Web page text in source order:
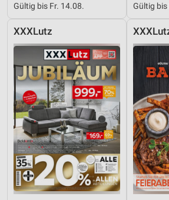
Gültig bis Fr. 14.08. Gültig bis
XXXLutz